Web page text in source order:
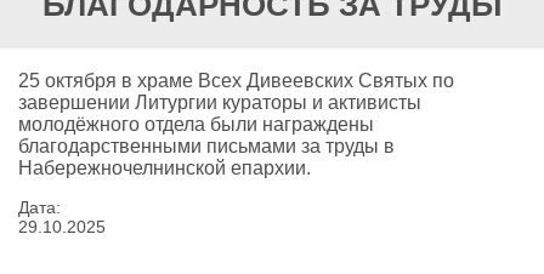
25 октября в храме Всех Дивеевских Святых по
завершении Литургии кураторы и активисты
молодёжного отдела были награждены
благодарственными письмами за труды в
Набережночелнинской епархии.
Дата:
29 10 2025